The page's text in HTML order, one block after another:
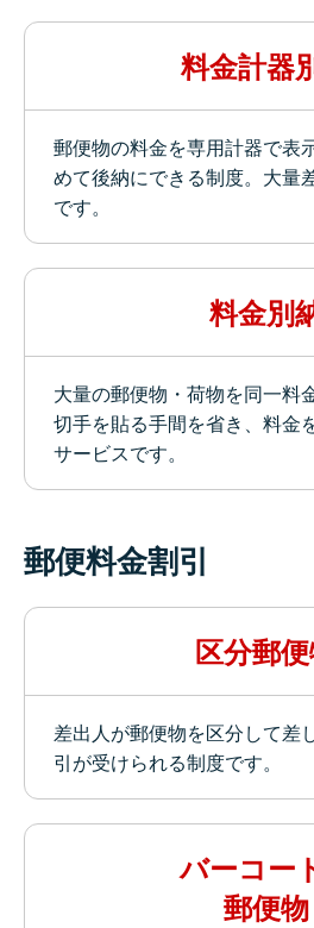
料金計器
郵便物の料金を専用計器で表
めて後納にできる制度。大量
です。
料金別
大量の郵便物・荷物を同一料
切手を貼る手間を省き、料金
サービスです。
郵便料金割引
区分郵
差出人が郵便物を区分して差
引が受けられる制度です。
バーコー
郵便物